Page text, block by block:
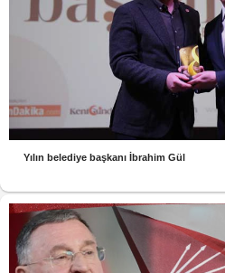
Yılın belediye başkanı İbrahim Gül